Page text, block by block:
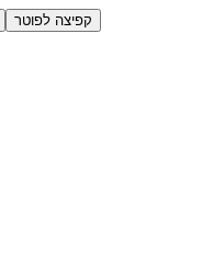
קפיצה לפוטר